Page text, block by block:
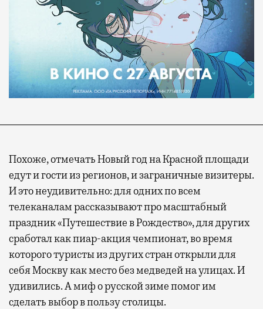
Похоже, отмечать Новый год на Красной площади
едут и гости из регионов, и заграничные визитеры.
И это неудивительно: для одних по всем
телеканалам рассказывают про масштабный
праздник «Путешествие в Рождество», для других
сработал как пиар-акция чемпионат, во время
которого туристы из других стран открыли для
себя Москву как место без медведей на улицах. И
удивились. А миф о русской зиме помог им
сделать выбор в пользу столицы.